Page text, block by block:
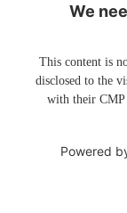
We
This content is
disclosed to the
with their CMP
Powered